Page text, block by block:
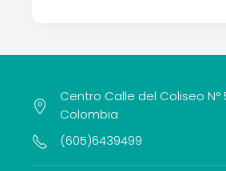
Centro Calle del Coliseo
Colombia
(605)6439499